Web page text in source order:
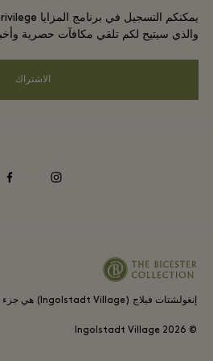
تنزيل التطبيق
Shopping Card
الأسئلة المتكررة
Privacy notice
والذي سيتيح لكم تلقي مكافآت حصرية
الاشتراك
إنغولشتات فيلاج (Ingolstadt Village) هي جزء من ذا بستر كولكشن
© Ingolstadt Village
2026
instagram